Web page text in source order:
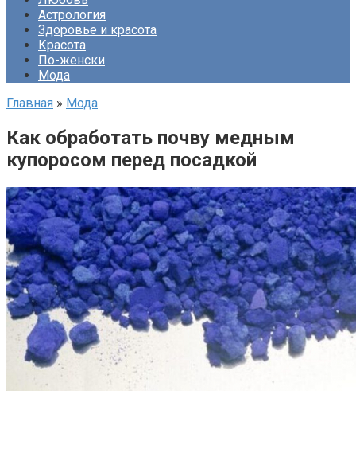
Астрология
Здоровье и красота
Красота
По-женски
Мода
Главная » Мода
Как обработать почву медным
купоросом перед посадкой